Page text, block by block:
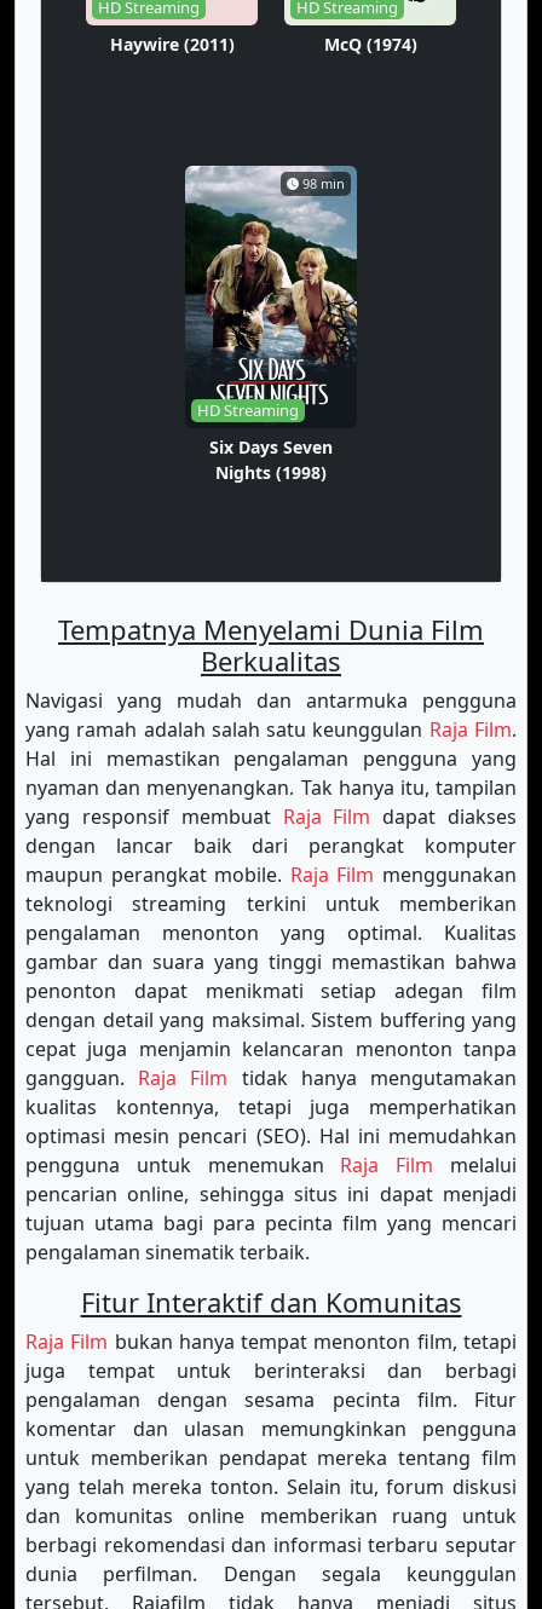
HD Streaming
Haywire (2011)
HD Streaming
McQ (1974)
98 min
HD Streaming
Six Days Seven
Nights (1998)
Tempatnya Menyelami Dunia Film
Berkualitas
Navigasi yang mudah dan antarmuka pengguna
yang ramah adalah salah satu keunggulan Raja Film.
Hal ini memastikan pengalaman pengguna yang
nyaman dan menyenangkan. Tak hanya itu, tampilan
yang responsif membuat Raja Film dapat diakses
dengan lancar baik dari perangkat komputer
maupun perangkat mobile. Raja Film menggunakan
teknologi streaming terkini untuk memberikan
pengalaman menonton yang optimal. Kualitas
gambar dan suara yang tinggi memastikan bahwa
penonton dapat menikmati setiap adegan film
dengan detail yang maksimal. Sistem buffering yang
cepat juga menjamin kelancaran menonton tanpa
gangguan. Raja Film tidak hanya mengutamakan
kualitas kontennya, tetapi juga memperhatikan
optimasi mesin pencari (SEO). Hal ini memudahkan
pengguna untuk menemukan Raja Film melalui
pencarian online, sehingga situs ini dapat menjadi
tujuan utama bagi para pecinta film yang mencari
pengalaman sinematik terbaik.
Fitur Interaktif dan Komunitas
Raja Film bukan hanya tempat menonton film, tetapi
juga tempat untuk berinteraksi dan berbagi
pengalaman dengan sesama pecinta film. Fitur
komentar dan ulasan memungkinkan pengguna
untuk memberikan pendapat mereka tentang film
yang telah mereka tonton. Selain itu, forum diskusi
dan komunitas online memberikan ruang untuk
berbagi rekomendasi dan informasi terbaru seputar
dunia perfilman. Dengan segala keunggulan
tersebut, Rajafilm tidak hanya menjadi situs